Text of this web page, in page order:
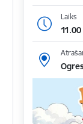
Laiks
11.00